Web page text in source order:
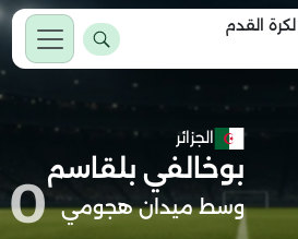
القدم
الجزائر
بوخالفي بلقاسم
وسط ميدان هجومي 0